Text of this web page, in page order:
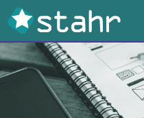
Zum
Inhalt
springen